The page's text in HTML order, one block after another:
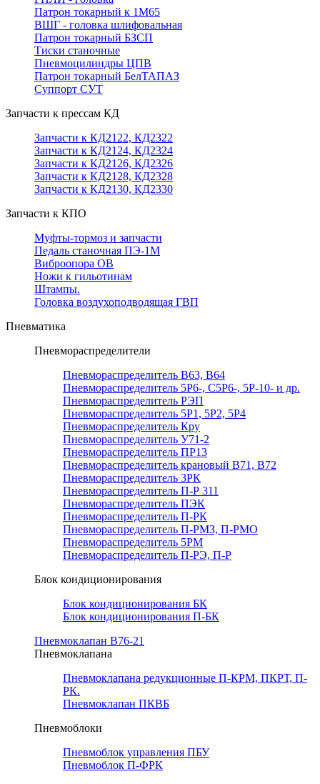
Патрон токарный к 1М65
ВШГ - головка шлифовальная
Патрон токарный БЗСП
Тиски станочные
Пневмоцилиндры ЦПВ
Патрон токарный БелТАПАЗ
Суппорт СУТ
Запчасти к прессам КД
Запчасти к КД2122, КД2322
Запчасти к КД2124, КД2324
Запчасти к КД2126, КД2326
Запчасти к КД2128, КД2328
Запчасти к КД2130, КД2330
Запчасти к КПО
Муфты-тормоз и запчасти
Педаль станочная ПЭ-1М
Виброопора ОВ
Ножи к гильотинам
Штампы.
Головка воздухоподводящая ГВП
Пневматика
Пневмораспределители
Пневмораспределитель В63, В64
Пневмораспределитель 5Р6-, С5Р6-, 5Р-10- и др.
Пневмораспределитель РЭП
Пневмораспределитель 5Р1, 5Р2, 5Р4
Пневмораспределитель Кру
Пневмораспределитель У71-2
Пневмораспределитель ПР13
Пневмораспределитель крановый В71, В72
Пневмораспределитель 3РК
Пневмораспределитель П-Р 311
Пневмораспределитель ПЭК
Пневмораспределитель П-РК
Пневмораспределитель П-РМЗ, П-РМО
Пневмораспределитель 5РМ
Пневмораспределитель П-РЭ, П-Р
Блок кондиционирования
Блок кондиционирования БК
Блок кондиционирования П-БК
Пневмоклапан В76-21
Пневмоклапана
Пневмоклапана редукционные П-КРМ, ПКРТ, П-
РК.
Пневмоклапан ПКВБ
Пневмоблоки
Пневмоблок управления ПБУ
Пневмоблок П-ФРК